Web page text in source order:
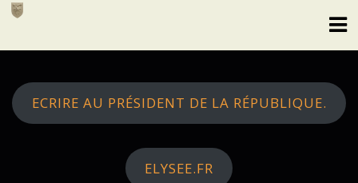
Skip
ECRIRE AU PRÉSIDENT DE LA RÉPUBLIQUE.
ELYSEE.FR